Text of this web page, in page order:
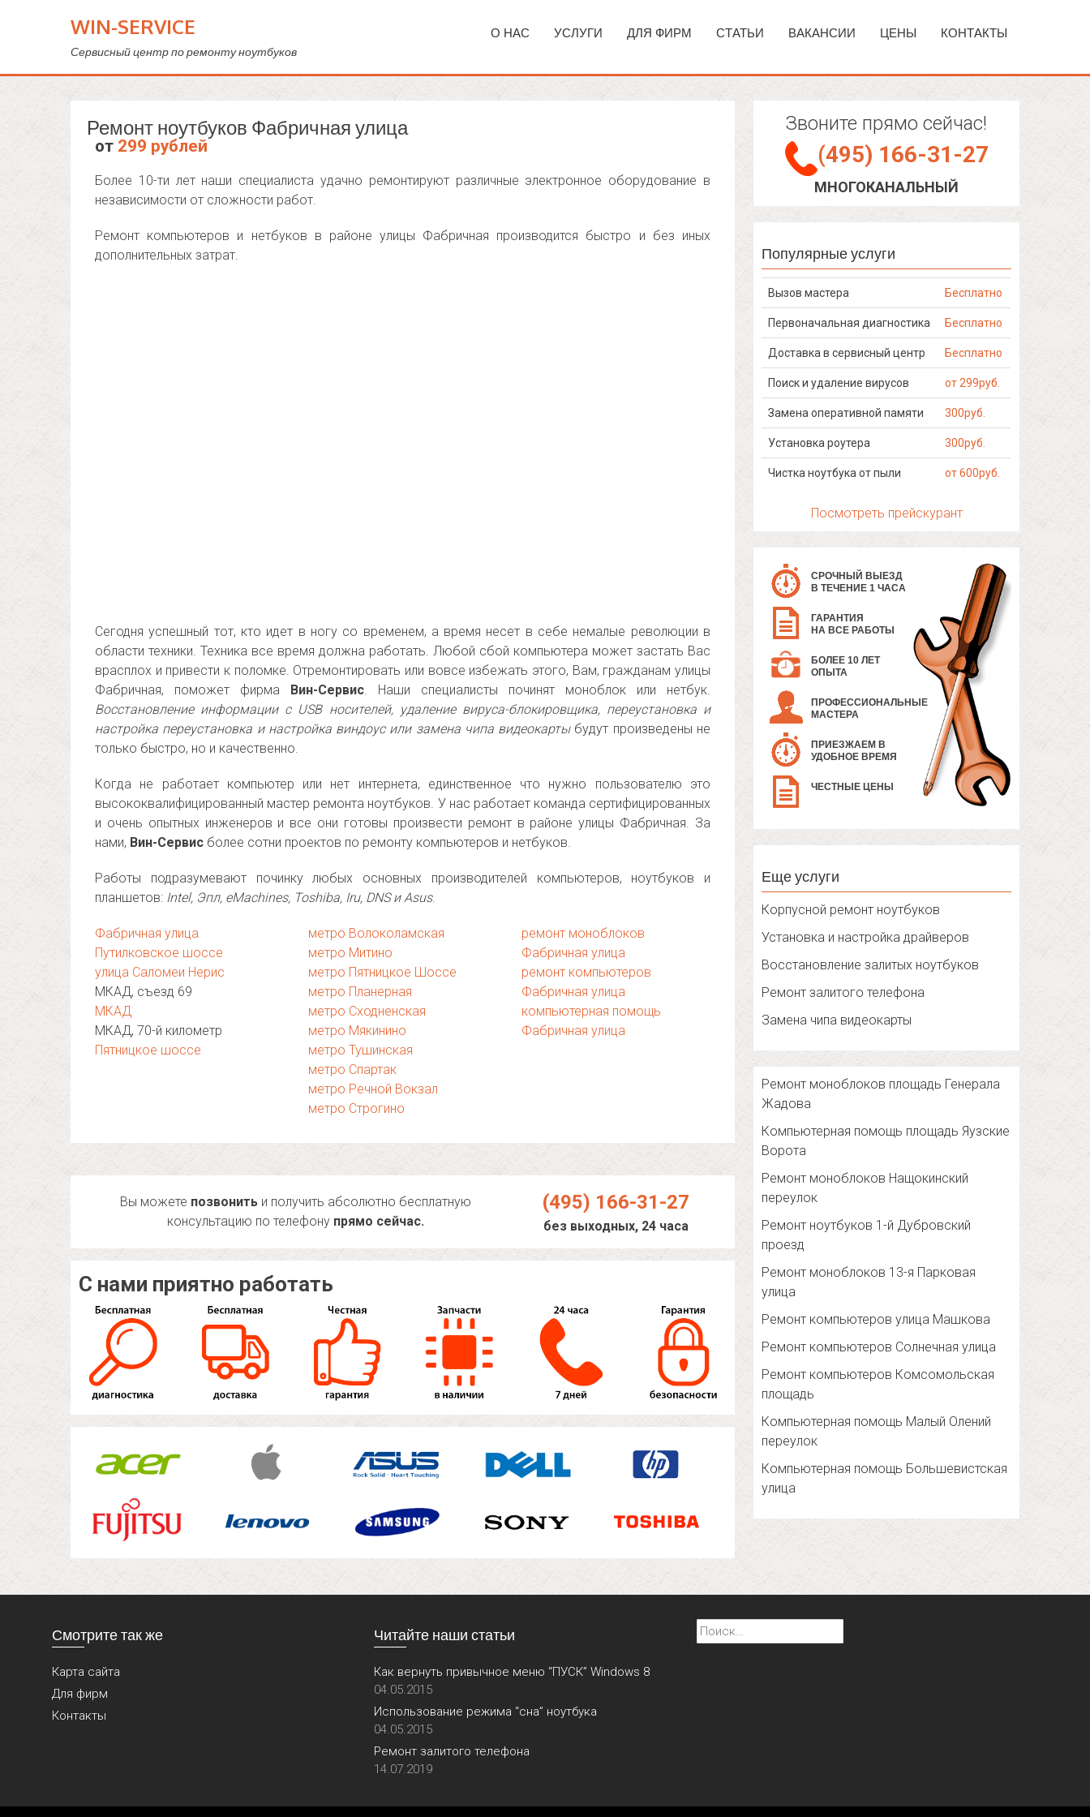
WIN-SERVICE
Сервисный центр по ремонту ноутбуков
О НАС УСЛУГИ ДЛЯ ФИРМ СТАТЬИ ВАКАНСИИ ЦЕНЫ КОНТАКТЫ
Ремонт ноутбуков Фабричная улица
от 299 рублей
Более 10-ти лет наши специалиста удачно ремонтируют различные электронное оборудование в
независимости от сложности работ.
Ремонт компьютеров и нетбуков в районе улицы Фабричная производится быстро и без иных
дополнительных затрат.
Сегодня успешный тот, кто идет в ногу со временем, а время несет в себе немалые революции в
области техники. Техника все время должна работать. Любой сбой компьютера может застать Вас
врасплох и привести к поломке. Отремонтировать или вовсе избежать этого, Вам, гражданам улицы
Фабричная, поможет фирма Вин-Сервис. Наши специалисты починят моноблок или нетбук.
Восстановление информации с USB носителей, удаление вируса-блокировщика, переустановка и
настройка переустановка и настройка виндоус или замена чипа видеокартыбудут произведены не
только быстро, но и качественно.
Когда не работает компьютер или нет интернета, единственное что нужно пользователю это
высококвалифицированный мастер ремонта ноутбуков. У нас работает команда сертифицированных
и очень опытных инженеров и все они готовы произвести ремонт в районе улицы Фабричная. За
нами, Вин-Сервис более сотни проектов по ремонту компьютеров и нетбуков.
Работы подразумевают починку любых основных производителей компьютеров, ноутбуков и
планшетов: Intel, Эпл, eMachines, Toshiba, Iru, DNS и Asus.
Фабричная улица
Путилковское шоссе
улица Саломеи Нерис
МКАД, съезд 69
МКАД
МКАД, 70-й километр
Пятницкое шоссе
метро Волоколамская
метро Митино
метро Пятницкое Шоссе
метро Планерная
метро Сходненская
метро Мякинино
метро Тушинская
метро Спартак
метро Речной Вокзал
метро Строгино
ремонт моноблоков
Фабричная улица
ремонт компьютеров
Фабричная улица
компьютерная помощь
Фабричная улица
Вы можете позвонить и получить абсолютно бесплатную
консультацию по телефону прямо сейчас.
(495) 166-31-27
без выходных, 24 часа
С нами приятно работать
Звоните прямо сейчас!
(495) 166-31-27
МНОГОКАНАЛЬНЫЙ
Популярные услуги
Вызов мастера Бесплатно
Первоначальная диагностика Бесплатно
Доставка в сервисный центр Бесплатно
Поиск и удаление вирусов от 299руб.
Замена оперативной памяти 300руб.
Установка роутера 300руб.
Чистка ноутбука от пыли от 600руб.
Посмотреть прейскурант
СРОЧНЫЙ ВЫЕЗД
В ТЕЧЕНИЕ 1 ЧАСА
ГАРАНТИЯ
НА ВСЕ РАБОТЫ
БОЛЕЕ 10 ЛЕТ
ОПЫТА
ПРОФЕССИОНАЛЬНЫЕ
МАСТЕРА
ПРИЕЗЖАЕМ В
УДОБНОЕ ВРЕМЯ
ЧЕСТНЫЕ ЦЕНЫ
Еще услуги
Корпусной ремонт ноутбуков
Установка и настройка драйверов
Восстановление залитых ноутбуков
Ремонт залитого телефона
Замена чипа видеокарты
Ремонт моноблоков площадь Генерала
Жадова
Компьютерная помощь площадь Яузские
Ворота
Ремонт моноблоков Нащокинский
переулок
Ремонт ноутбуков 1-й Дубровский
проезд
Ремонт моноблоков 13-я Парковая
улица
Ремонт компьютеров улица Машкова
Ремонт компьютеров Солнечная улица
Ремонт компьютеров Комсомольская
площадь
Компьютерная помощь Малый Олений
переулок
Компьютерная помощь Большевистская
улица
Смотрите так же
Карта сайта
Для фирм
Контакты
Читайте наши статьи
Как вернуть привычное меню “ПУСК” Windows 8
04.05.2015
Использование режима “сна” ноутбука
04.05.2015
Ремонт залитого телефона
14.07.2019
Найти: